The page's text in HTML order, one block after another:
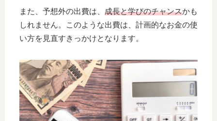
また、予想外の出費は、 成長と学びのチャンスかも
しれません。このような出費は、計画的なお金の使
い方を見直すきっかけとなります。